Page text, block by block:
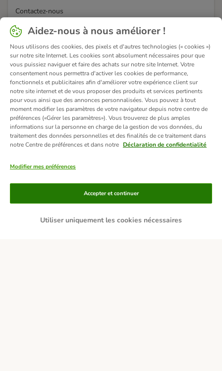
Contactez-nous
Aidez-nous à nous améliorer !
Nous utilisons des cookies, des pixels et d'autres technologies (« cookies »)
sur notre site Internet. Les cookies sont absolument nécessaires pour que
vous puissiez naviguer et faire des achats sur notre site Internet. Votre
consentement nous permettra d'activer les cookies de performance,
fonctionnels et publicitaires afin d'améliorer votre expérience client sur
notre site internet et de vous proposer des produits et services pertinents
pour vous ainsi que des annonces personnalisées. Vous pouvez à tout
moment modifier les paramètres de votre navigateur depuis notre centre de
préférences («Gérer les paramètres»). Vous trouverez de plus amples
informations sur la personne en charge de la gestion de vos données, du
traitement des données personnelles et des finalités de ce traitement dans
notre Centre de préférences et dans notre Déclaration de confidentialité
Modifier mes préférences
Utiliser uniquement les cookies nécessaires
Accepter et continuer